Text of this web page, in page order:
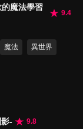
魔法學習
9.4
魔法 異世界
-
9.8